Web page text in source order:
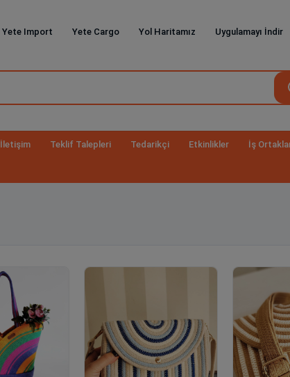
Yete Import Yete Cargo Yol Haritamız Uygulamayı İndir
İletişim Teklif Talepleri Tedarikçi Etkinlikler İş